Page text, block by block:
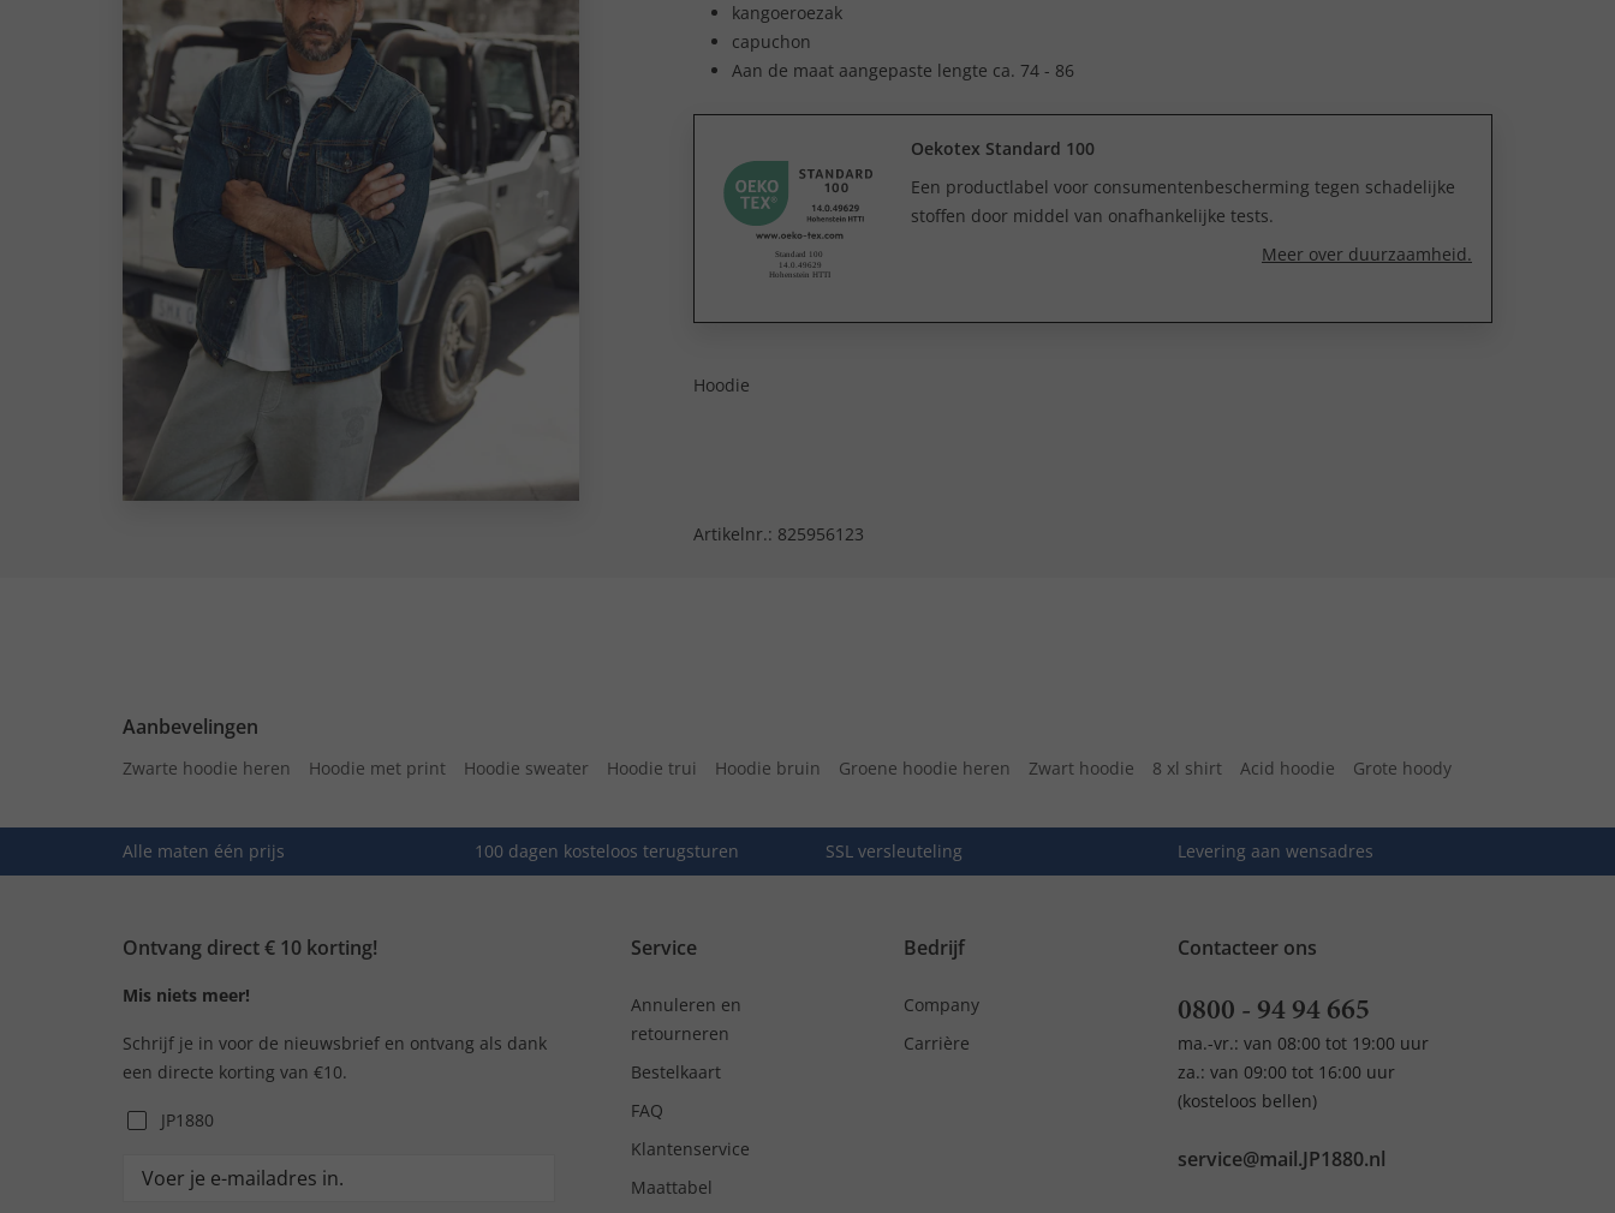
kangoeroezak
capuchon
Aan de maat aangepaste lengte ca. 74 - 86
Oekotex Standard 100
Een productlabel voor consumentenbescherming tegen schadelijke
stoffen door middel van onafhankelijke tests.
Meer over duurzaamheid.
Hoodie
Artikelnr.: 825956123
Aanbevelingen
Zwarte hoodie heren Hoodie met print Hoodie sweater Hoodie trui Hoodie bruin Groene hoodie heren Zwart hoodie 8 xl shirt Acid hoodie Grote hoody
Alle maten één prijs 100 dagen kosteloos terugsturen SSL versleuteling Levering aan wensadres
Ontvang direct € 10 korting!
Mis niets meer!
Schrijf je in voor de nieuwsbrief en ontvang als dank
een directe korting van €10.
JP1880
Service
Annuleren en
retourneren
Bestelkaart
FAQ
Klantenservice
Maattabel
Bedrijf
Company
Carrière
Contacteer ons
0800 - 94 94 665
ma.-vr.: van 08:00 tot 19:00 uur
za.: van 09:00 tot 16:00 uur
(kosteloos bellen)
service@mail.JP1880.nl